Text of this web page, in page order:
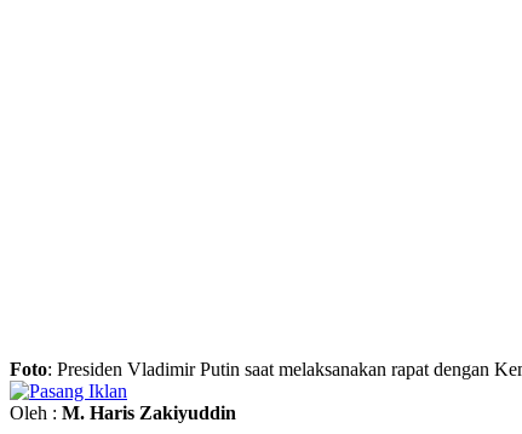
Foto: Presiden Vladimir Putin saat melaksanakan rapat dengan
Oleh : M. Haris Zakiyuddin